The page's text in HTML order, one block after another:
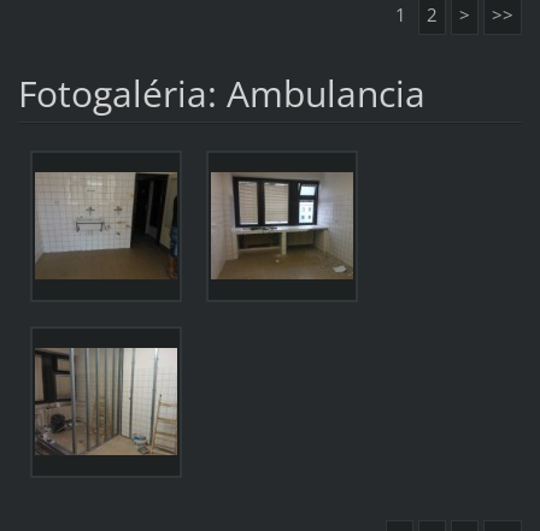
1 2 > >>
Fotogaléria: Ambulancia